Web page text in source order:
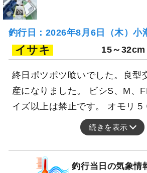
釣行日：2026年8月6日（木）小
イサキ 15～32cm
終日ポツポツ喰いでした。良型
産になりました。 ビシS、M、
イズ以上は禁止です。 オモリ
続きを表示
釣行当日の気象情